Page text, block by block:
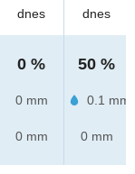
dnes
0 %
0 mm
0 mm
dnes
50 %
0.1 mm
0 mm